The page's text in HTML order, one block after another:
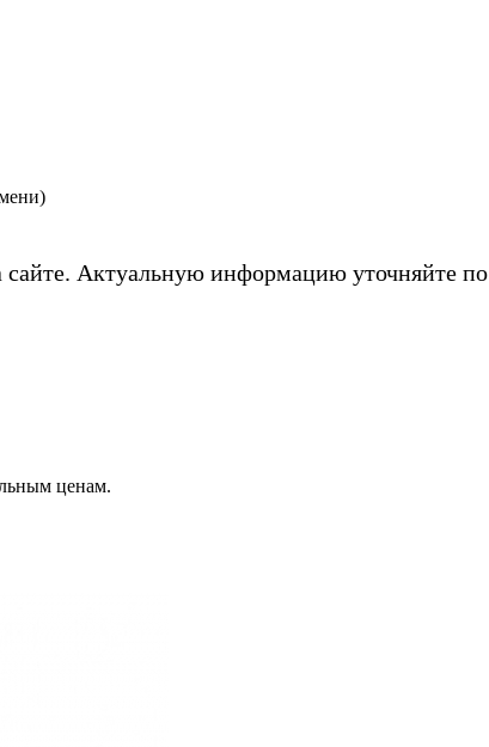
Актуальную информацию уточняйте по
ценам.